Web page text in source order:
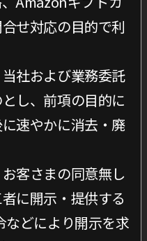
せ対応の目的で利
社および業務委託
し、前項の目的に
速やかに消去・廃
客さまの同意無し
に開示・提供する
などにより開示を求